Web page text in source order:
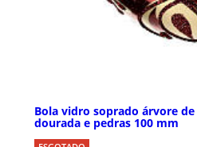
Bola vidro soprado árvore
dourada e pedras 100 mm